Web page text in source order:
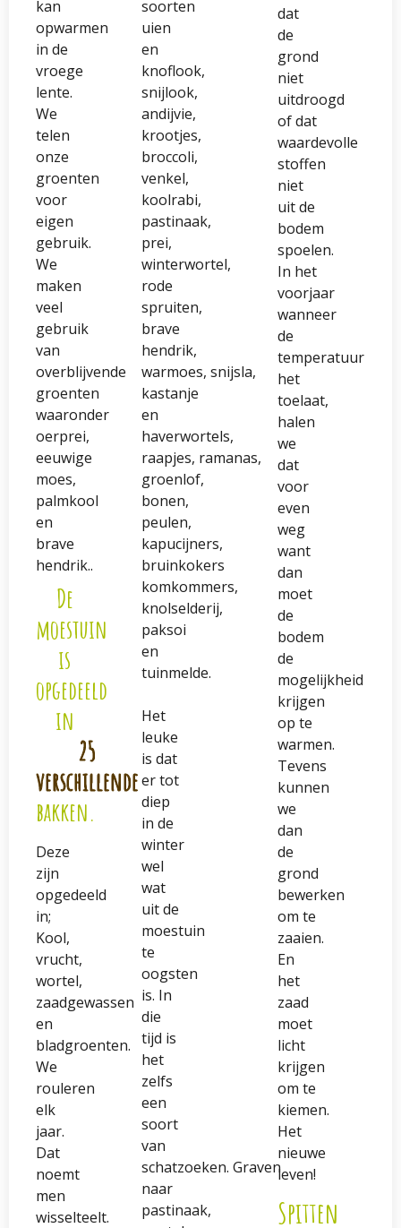
kan
opwarmen
in de
vroege
lente.
We
telen
onze
groenten
voor
eigen
gebruik.
We
maken
veel
gebruik
van
overblijvende
groenten
waaronder
oerprei,
eeuwige
moes,
palmkool
en
brave
hendrik..
De
moestuin
is
opgedeeld
in
25
verschillende
bakken.
Deze
zijn
opgedeeld
in;
Kool,
vrucht,
wortel,
zaadgewassen
en
bladgroenten.
We
rouleren
elk
jaar.
Dat
noemt
men
wisselteelt.
soorten
uien
en
knoflook,
snijlook,
andijvie,
krootjes,
broccoli,
venkel,
koolrabi,
pastinaak,
prei,
winterwortel,
rode
spruiten,
brave
hendrik,
warmoes, snijsla,
kastanje
en
haverwortels,
raapjes, ramanas,
groenlof,
bonen,
peulen,
kapucijners,
bruinkokers
komkommers,
knolselderij,
paksoi
en
tuinmelde.
Het
leuke
is dat
er tot
diep
in de
winter
wel
wat
uit de
moestuin
te
oogsten
is. In
die
tijd is
het
zelfs
een
soort
van
schatzoeken. Graven
naar
pastinaak,
dat
de
grond
niet
uitdroogd
of dat
waardevolle
stoffen
niet
uit de
bodem
spoelen.
In het
voorjaar
wanneer
de
temperatuur
het
toelaat,
halen
we
dat
voor
even
weg
want
dan
moet
de
bodem
de
mogelijkheid
krijgen
op te
warmen.
Tevens
kunnen
we
dan
de
grond
bewerken
om te
zaaien.
En
het
zaad
moet
licht
krijgen
om te
kiemen.
Het
nieuwe
leven!
Spitten